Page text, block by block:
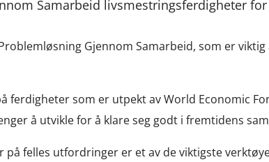
Gjennom Samarbeid, som er
ferdigheter som er utpekt av World Economic
å utvikle for å klare seg godt i fremtidens
på felles utfordringer er et av de viktigste